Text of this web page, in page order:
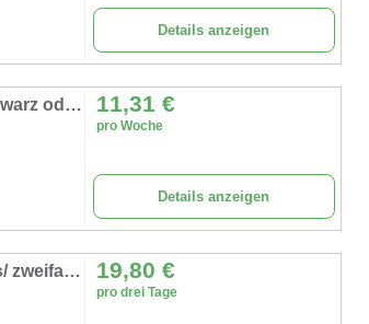
Details anzeigen
Stretch-Husse für Stehtische mieten (Ø 80 cm) – Weiß, Schwarz oder Rot inkl. Reinigung 11,31 €
pro Woche
Details anzeigen
Stehtischhusse/ Hussen/ Events/ Messe/ Party/ gold/ weiss/ zweifarbig 19,80 €
pro drei Tage